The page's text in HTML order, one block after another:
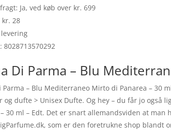
Ja, ved køb over kr. 699
kr. 28
8028713570292
Di Parma – Blu
Parma – Blu Mediterraneo Mirto di Panarea –
og dufte > Unisex Dufte. Og hey – du får jo også
30 ml – Edt. Det er snart allemandsviden at
som er den foretrukne shop blandt